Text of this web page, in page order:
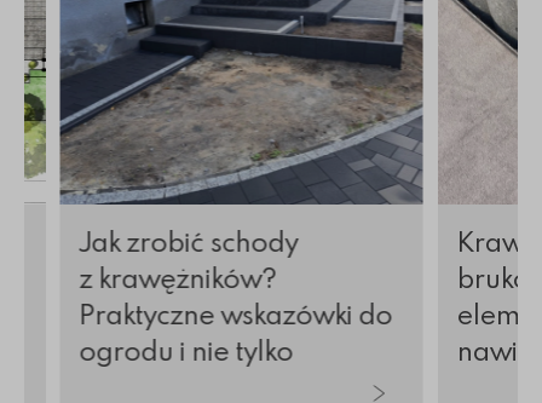
Jak zrobić schody
z krawężników?
Praktyczne wskazówki do
ogrodu i nie tylko